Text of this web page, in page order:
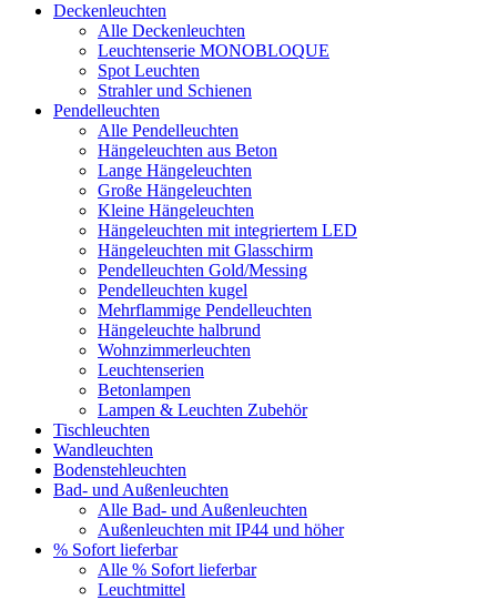
Deckenleuchten
Alle Deckenleuchten
Leuchtenserie MONOBLOQUE
Spot Leuchten
Strahler und Schienen
Pendelleuchten
Alle Pendelleuchten
Hängeleuchten aus Beton
Lange Hängeleuchten
Große Hängeleuchten
Kleine Hängeleuchten
Hängeleuchten mit integriertem LED
Hängeleuchten mit Glasschirm
Pendelleuchten Gold/Messing
Pendelleuchten kugel
Mehrflammige Pendelleuchten
Hängeleuchte halbrund
Wohnzimmerleuchten
Leuchtenserien
Betonlampen
Lampen & Leuchten Zubehör
Tischleuchten
Wandleuchten
Bodenstehleuchten
Bad- und Außenleuchten
Alle Bad- und Außenleuchten
Außenleuchten mit IP44 und höher
% Sofort lieferbar
Alle % Sofort lieferbar
Leuchtmittel